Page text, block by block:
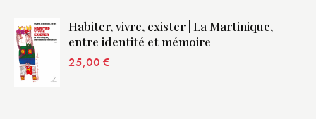
Habiter, vivre, exister | La Martinique,
entre identité et mémoire
25,00 €